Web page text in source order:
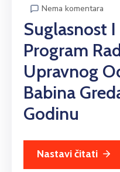
Nema komentara
Suglasnost
Program
Upravnog
Babina
Godinu
Nastavi čitati